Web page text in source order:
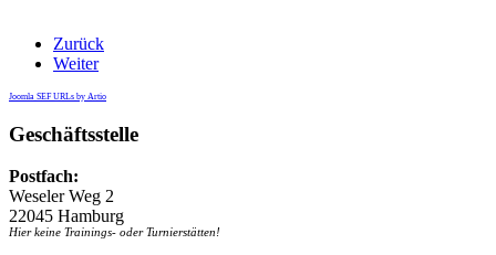
Zurück
Weiter
Joomla SEF URLs by Artio
Geschäftsstelle
Postfach:
Weseler Weg 2
22045 Hamburg
Hier keine Trainings- oder Turnierstätten!